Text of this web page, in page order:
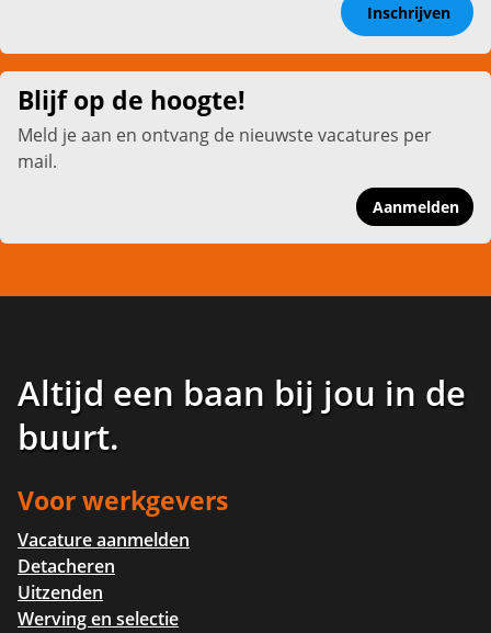
Inschrijven
Blijf op de hoogte!
Meld je aan en ontvang de nieuwste vacatures per
mail.
Aanmelden
Altijd een baan bij jou in de
buurt.
Voor werkgevers
Vacature aanmelden
Detacheren
Uitzenden
Werving en selectie